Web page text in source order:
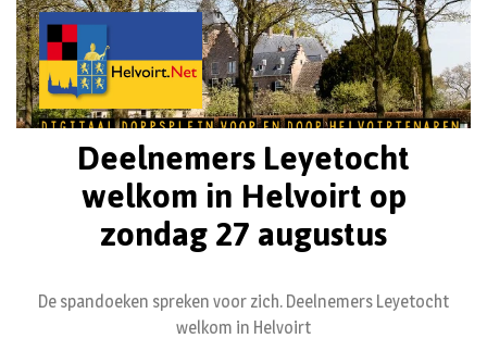
Deelnemers Leyetocht
welkom in Helvoirt op
zondag 27 augustus
De spandoeken spreken voor zich. Deelnemers Leyetocht
welkom in Helvoirt